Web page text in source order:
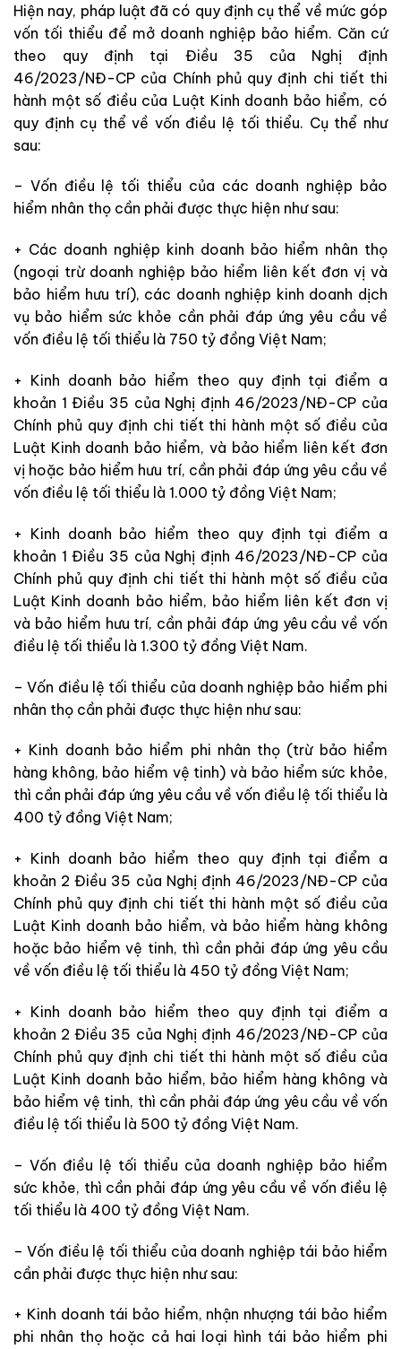
Hiện nay, pháp luật đã có quy định cụ thể về mức góp
vốn tối thiểu để mở doanh nghiệp bảo hiểm. Căn cứ
theo quy định tại Điều 35 của Nghị định
46/2023/NĐ-CP của Chính phủ quy định chi tiết thi
hành một số điều của Luật Kinh doanh bảo hiểm, có
quy định cụ thể về vốn điều lệ tối thiểu. Cụ thể như
sau:
– Vốn điều lệ tối thiểu của các doanh nghiệp bảo
hiểm nhân thọ cần phải được thực hiện như sau:
+ Các doanh nghiệp kinh doanh bảo hiểm nhân thọ
(ngoại trừ doanh nghiệp bảo hiểm liên kết đơn vị và
bảo hiểm hưu trí), các doanh nghiệp kinh doanh dịch
vụ bảo hiểm sức khỏe cần phải đáp ứng yêu cầu về
vốn điều lệ tối thiểu là 750 tỷ đồng Việt Nam;
+ Kinh doanh bảo hiểm theo quy định tại điểm a
khoản 1 Điều 35 của Nghị định 46/2023/NĐ-CP của
Chính phủ quy định chi tiết thi hành một số điều của
Luật Kinh doanh bảo hiểm, và bảo hiểm liên kết đơn
vị hoặc bảo hiểm hưu trí, cần phải đáp ứng yêu cầu về
vốn điều lệ tối thiểu là 1.000 tỷ đồng Việt Nam;
+ Kinh doanh bảo hiểm theo quy định tại điểm a
khoản 1 Điều 35 của Nghị định 46/2023/NĐ-CP của
Chính phủ quy định chi tiết thi hành một số điều của
Luật Kinh doanh bảo hiểm, bảo hiểm liên kết đơn vị
và bảo hiểm hưu trí, cần phải đáp ứng yêu cầu về vốn
điều lệ tối thiểu là 1.300 tỷ đồng Việt Nam.
– Vốn điều lệ tối thiểu của doanh nghiệp bảo hiểm phi
nhân thọ cần phải được thực hiện như sau:
+ Kinh doanh bảo hiểm phi nhân thọ (trừ bảo hiểm
hàng không, bảo hiểm vệ tinh) và bảo hiểm sức khỏe,
thì cần phải đáp ứng yêu cầu về vốn điều lệ tối thiểu là
400 tỷ đồng Việt Nam;
+ Kinh doanh bảo hiểm theo quy định tại điểm a
khoản 2 Điều 35 của Nghị định 46/2023/NĐ-CP của
Chính phủ quy định chi tiết thi hành một số điều của
Luật Kinh doanh bảo hiểm, và bảo hiểm hàng không
hoặc bảo hiểm vệ tinh, thì cần phải đáp ứng yêu cầu
về vốn điều lệ tối thiểu là 450 tỷ đồng Việt Nam;
+ Kinh doanh bảo hiểm theo quy định tại điểm a
khoản 2 Điều 35 của Nghị định 46/2023/NĐ-CP của
Chính phủ quy định chi tiết thi hành một số điều của
Luật Kinh doanh bảo hiểm, bảo hiểm hàng không và
bảo hiểm vệ tinh, thì cần phải đáp ứng yêu cầu về vốn
điều lệ tối thiểu là 500 tỷ đồng Việt Nam.
– Vốn điều lệ tối thiểu của doanh nghiệp bảo hiểm
sức khỏe, thì cần phải đáp ứng yêu cầu về vốn điều lệ
tối thiểu là 400 tỷ đồng Việt Nam.
– Vốn điều lệ tối thiểu của doanh nghiệp tái bảo hiểm
cần phải được thực hiện như sau:
+ Kinh doanh tái bảo hiểm, nhận nhượng tái bảo hiểm
phi nhân thọ hoặc cả hai loại hình tái bảo hiểm phi